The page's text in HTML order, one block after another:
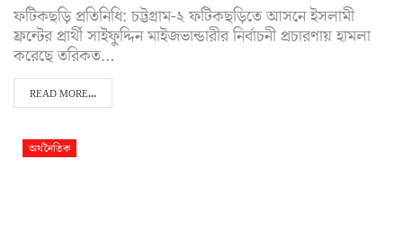
ফটিকছড়ি প্রতিনিধি: চট্টগ্রাম-২ ফটিকছড়িতে আসনে ইসলামী
ফ্রন্টের প্রার্থী সাইফুদ্দিন মাইজভান্ডারীর নির্বাচনী প্রচারণায় হামলা
করেছে তরিকত…
READ MORE...
অর্থনৈতিক